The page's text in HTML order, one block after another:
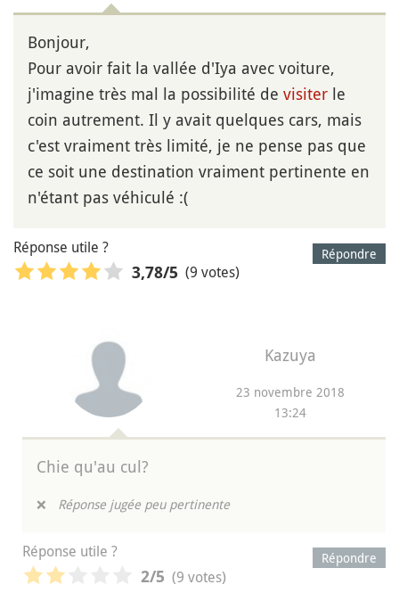
Bonjour,
Pour avoir fait la vallée d'Iya avec voiture,
j'imagine très mal la possibilité de visiter le
coin autrement. Il y avait quelques cars, mais
c'est vraiment très limité, je ne pense pas que
ce soit une destination vraiment pertinente en
n'étant pas véhiculé :(
Répondre
Réponse utile ?
3,78/5 (9 votes)
Kazuya
23 novembre 2018
13:24
Chie qu'au cul?
❌ Réponse jugée peu pertinente
Répondre
Réponse utile ?
2/5 (9 votes)